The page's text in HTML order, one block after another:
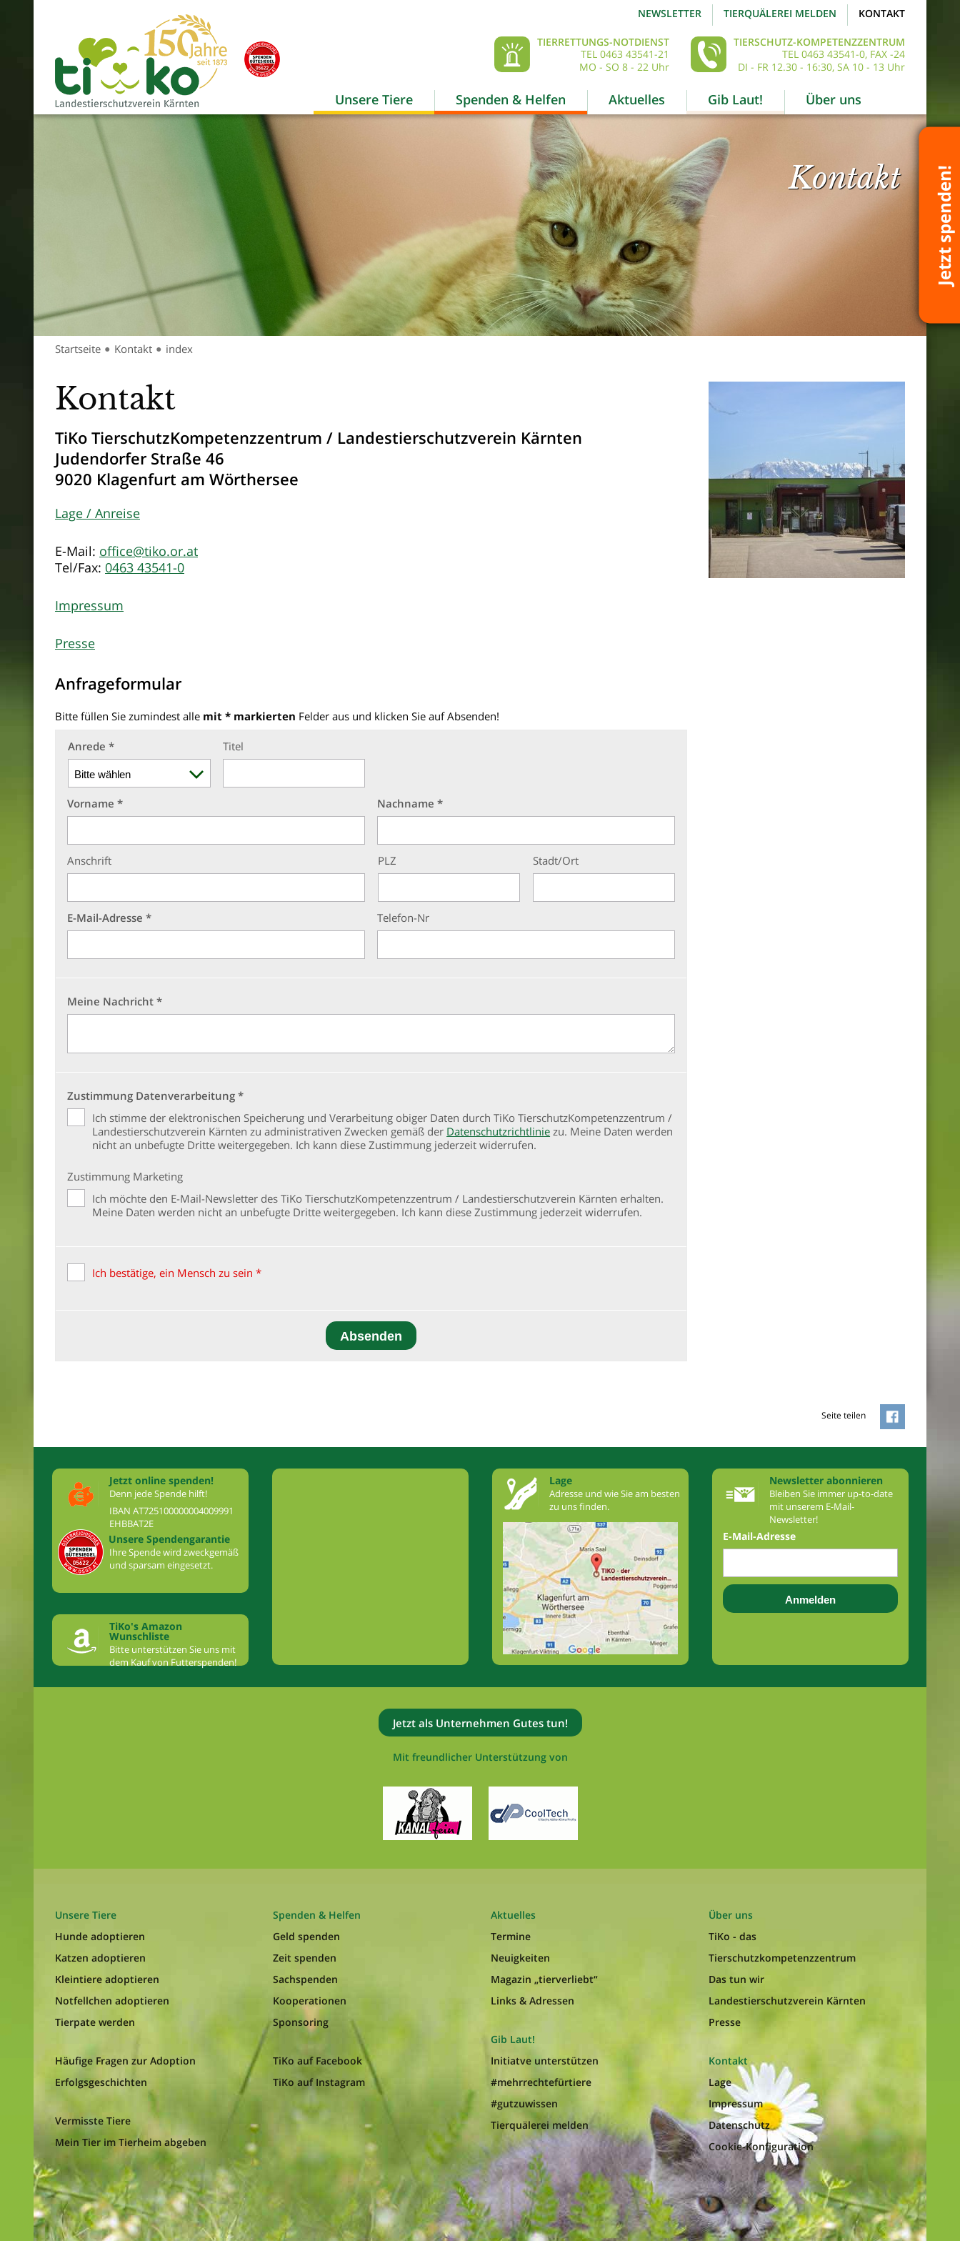
Jetzt spenden!
KONTAKT
TIERQUÄLEREI MELDEN
NEWSLETTER
TIERSCHUTZ-KOMPETENZZENTRUM
TEL 0463 43541-0, FAX -24
DI - FR 12.30 - 16:30, SA 10 - 13 Uhr
TIERRETTUNGS-NOTDIENST
TEL 0463 43541-21
MO - SO 8 - 22 Uhr
Unsere Tiere Spenden & Helfen Aktuelles Gib Laut! Über uns
Kontakt
Startseite ● Kontakt ● index
Kontakt
TiKo TierschutzKompetenzzentrum / Landestierschutzverein Kärnten
Judendorfer Straße 46
9020 Klagenfurt am Wörthersee
Lage / Anreise
E-Mail: office@tiko.or.at
Tel/Fax: 0463 43541-0
Impressum
Presse
Anfrageformular
Bitte füllen Sie zumindest alle mit * markierten Felder aus und klicken Sie auf Absenden!
Anrede * Titel
Vorname * Nachname *
Anschrift PLZ Stadt/Ort
E-Mail-Adresse * Telefon-Nr
Meine Nachricht *
Zustimmung Datenverarbeitung *
Ich stimme der elektronischen Speicherung und Verarbeitung obiger Daten durch TiKo TierschutzKompetenzzentrum /
Landestierschutzverein Kärnten zu administrativen Zwecken gemäß der Datenschutzrichtlinie zu. Meine Daten werden
nicht an unbefugte Dritte weitergegeben. Ich kann diese Zustimmung jederzeit widerrufen.
Zustimmung Marketing
Ich möchte den E-Mail-Newsletter des TiKo TierschutzKompetenzzentrum / Landestierschutzverein Kärnten erhalten.
Meine Daten werden nicht an unbefugte Dritte weitergegeben. Ich kann diese Zustimmung jederzeit widerrufen.
Ich bestätige, ein Mensch zu sein *
Seite teilen
Jetzt online spenden!
Denn jede Spende hilft!
IBAN AT725100000004009991
EHBBAT2E
Unsere Spendengarantie
Ihre Spende wird zweckgemäß
und sparsam eingesetzt.
TiKo's Amazon
Wunschliste
Bitte unterstützen Sie uns mit
dem Kauf von Futterspenden!
Lage
Adresse und wie Sie am besten
zu uns finden.
Newsletter abonnieren
Bleiben Sie immer up-to-date
mit unserem E-Mail-
Newsletter!
E-Mail-Adresse
Jetzt als Unternehmen Gutes tun!
Mit freundlicher Unterstützung von
Unsere Tiere
Hunde adoptieren
Katzen adoptieren
Kleintiere adoptieren
Notfellchen adoptieren
Tierpate werden
Häufige Fragen zur Adoption
Erfolgsgeschichten
Vermisste Tiere
Mein Tier im Tierheim abgeben
Spenden & Helfen
Geld spenden
Zeit spenden
Sachspenden
Kooperationen
Sponsoring
TiKo auf Facebook
TiKo auf Instagram
Aktuelles
Termine
Neuigkeiten
Magazin „tierverliebt“
Links & Adressen
Gib Laut!
Initiatve unterstützen
#mehrrechtefürtiere
#gutzuwissen
Tierquälerei melden
Über uns
TiKo - das
Tierschutzkompetenzzentrum
Das tun wir
Landestierschutzverein Kärnten
Presse
Kontakt
Lage
Impressum
Datenschutz
Cookie-Konfiguration